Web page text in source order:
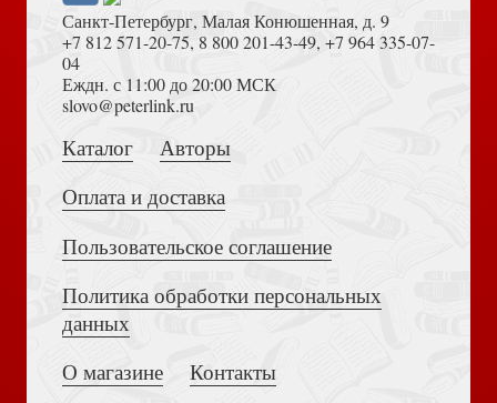
Пост — украшение души. По творениям Афонских
святых
Достоевский Ф.М. Сила и правда России (2024)
Толкование на Апокалипсис (Тихоний Африканский)
Санкт-Петербург, Малая Конюшенная, д. 9
+7 812 571-20-75, 8 800 201-43-49, +7 964 335-07-
04
Еждн. с 11:00 до 20:00 МСК
slovo@peterlink.ru
Каталог
Авторы
Оплата и доставка
Пользовательское соглашение
Политика обработки персональных
данных
О магазине
Контакты